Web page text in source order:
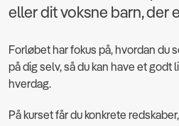
eller dit voksne barn, der
Forløbet har fokus på, hvordan du
på dig selv, så du kan have et godt
hverdag.
På kurset får du konkrete